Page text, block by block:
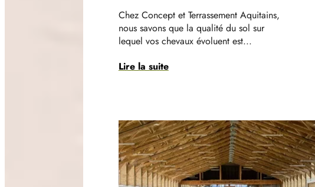
Chez Concept et Terrassement Aquitains,
nous savons que la qualité du sol sur
lequel vos chevaux évoluent est...
Lire la suite